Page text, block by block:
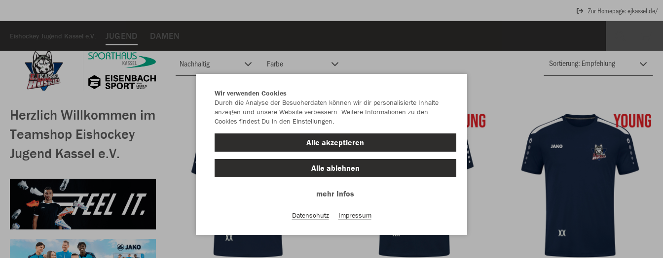
Zur Homepage: ejkassel.de/
Eishockey Jugend Kassel e.V. JUGEND DAMEN
Herzlich Willkommen im
Teamshop Eishockey
Jugend Kassel e.V.
Nachhaltig Farbe
Wir verwenden Cookies
Durch die Analyse der Besucherdaten können wir dir personalisierte Inhalte
anzeigen und unsere Website verbessern. Weitere Informationen zu den
Cookies findest Du in den Einstellungen.
Alle akzeptieren
Alle ablehnen
mehr Infos
Datenschutz Impressum